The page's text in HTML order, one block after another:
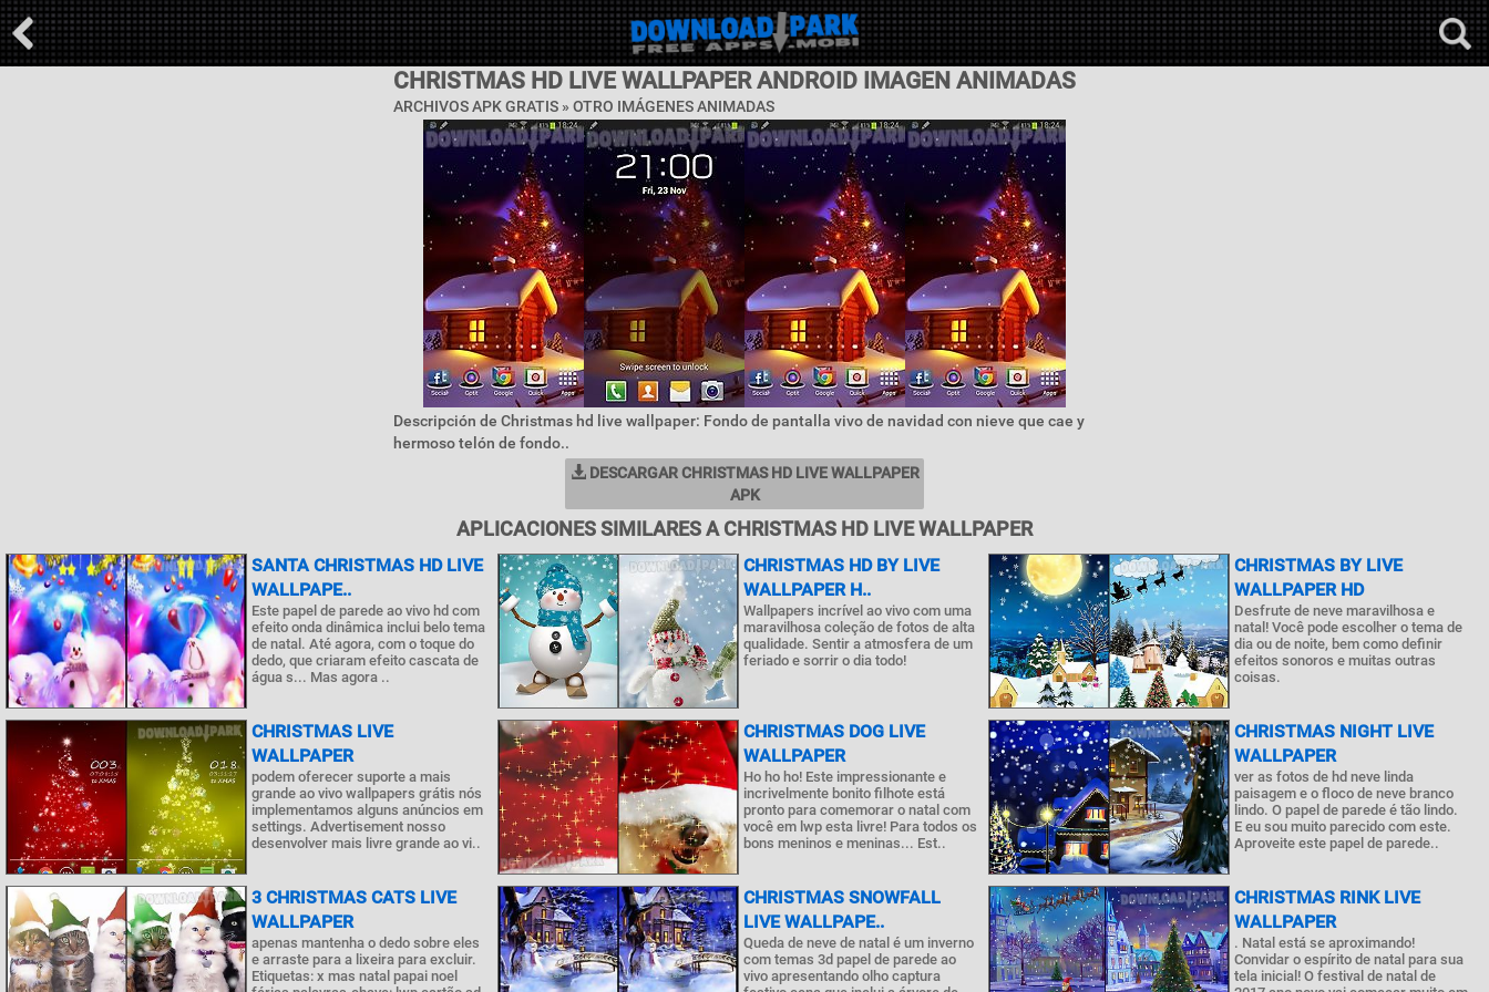
CHRISTMAS HD LIVE WALLPAPER ANDROID IMAGEN ANIMADAS
ARCHIVOS APK GRATIS » OTRO IMÁGENES ANIMADAS
Descripción de Christmas hd live wallpaper: Fondo de pantalla vivo de navidad con nieve que cae y
hermoso telón de fondo..
DESCARGAR CHRISTMAS HD LIVE WALLPAPER
APK
APLICACIONES SIMILARES A CHRISTMAS HD LIVE WALLPAPER
SANTA CHRISTMAS HD LIVE
WALLPAPE..
Este papel de parede ao vivo hd com
efeito onda dinâmica inclui belo tema
de natal. Até agora, com o toque do
dedo, que criaram efeito cascata de
água s... Mas agora ..
CHRISTMAS HD BY LIVE
WALLPAPER H..
Wallpapers incrível ao vivo com uma
maravilhosa coleção de fotos de alta
qualidade. Sentir a atmosfera de um
feriado e sorrir o dia todo!
CHRISTMAS BY LIVE
WALLPAPER HD
Desfrute de neve maravilhosa e
natal! Você pode escolher o tema de
dia ou de noite, bem como definir
efeitos sonoros e muitas outras
coisas.
CHRISTMAS LIVE
WALLPAPER
podem oferecer suporte a mais
grande ao vivo wallpapers grátis nós
implementamos alguns anúncios em
settings. Advertisement nosso
desenvolver mais livre grande ao vi..
CHRISTMAS DOG LIVE
WALLPAPER
Ho ho ho! Este impressionante e
incrivelmente bonito filhote está
pronto para comemorar o natal com
você em lwp esta livre! Para todos os
bons meninos e meninas... Est..
CHRISTMAS NIGHT LIVE
WALLPAPER
ver as fotos de hd neve linda
paisagem e o floco de neve branco
lindo. O papel de parede é tão lindo.
E eu sou muito parecido com este.
Aproveite este papel de parede..
3 CHRISTMAS CATS LIVE
WALLPAPER
apenas mantenha o dedo sobre eles
e arraste para a lixeira para excluir.
Etiquetas: x mas natal papai noel
CHRISTMAS SNOWFALL
LIVE WALLPAPE..
Queda de neve de natal é um inverno
com temas 3d papel de parede ao
vivo apresentando olho captura
CHRISTMAS RINK LIVE
WALLPAPER
. Natal está se aproximando!
Convidar o espírito de natal para sua
tela inicial! O festival de natal de